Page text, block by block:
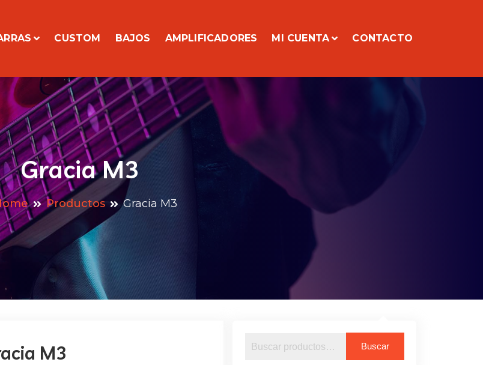
CUSTOM BAJOS AMPLIFICADORES MI CUENTA CONTACTO
Gracia M3
Productos Gracia M3
M3 Buscar